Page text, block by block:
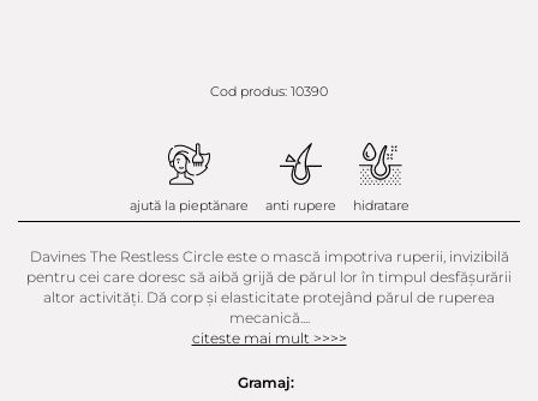
Cod produs: 10390
ajută la pieptănare anti rupere hidratare
Davines The Restless Circle este o mască impotriva ruperii, invizibilă
pentru cei care doresc să aibă grijă de părul lor în timpul desfășurării
altor activități. Dă corp și elasticitate protejând părul de ruperea
mecanică....
citeste mai mult >>>>
Gramaj: